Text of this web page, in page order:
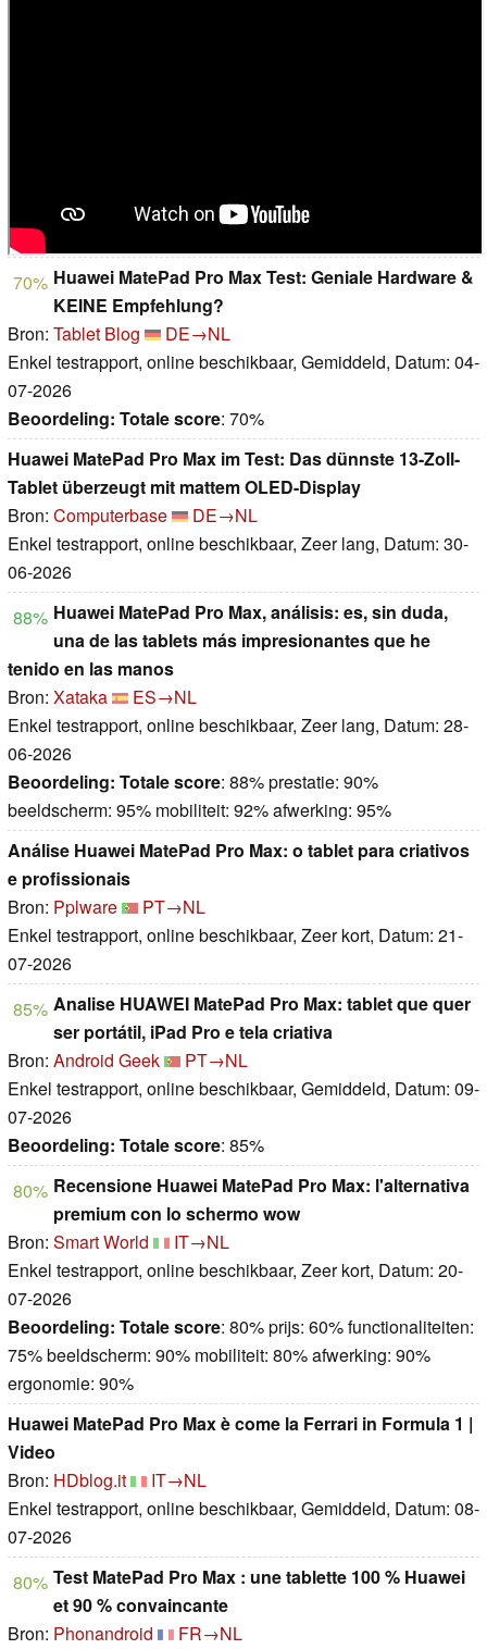
70% Huawei MatePad Pro Max Test: Geniale Hardware &
KEINE Empfehlung?
Bron: Tablet Blog
DE→NL
Enkel testrapport, online beschikbaar, Gemiddeld, Datum: 04-
07-2026
Beoordeling: Totale score: 70%
Huawei MatePad Pro Max im Test: Das dünnste 13-Zoll-
Tablet überzeugt mit mattem OLED-Display
Bron: Computerbase
DE→NL
Enkel testrapport, online beschikbaar, Zeer lang, Datum: 30-
06-2026
88% Huawei MatePad Pro Max, análisis: es, sin duda,
una de las tablets más impresionantes que he
tenido en las manos
Bron: Xataka
ES→NL
Enkel testrapport, online beschikbaar, Zeer lang, Datum: 28-
06-2026
Beoordeling: Totale score: 88% prestatie: 90%
beeldscherm: 95% mobiliteit: 92% afwerking: 95%
Análise Huawei MatePad Pro Max: o tablet para criativos
e profissionais
Bron: Pplware
PT→NL
Enkel testrapport, online beschikbaar, Zeer kort, Datum: 21-
07-2026
85% Analise HUAWEI MatePad Pro Max: tablet que quer
ser portátil, iPad Pro e tela criativa
Bron: Android Geek
PT→NL
Enkel testrapport, online beschikbaar, Gemiddeld, Datum: 09-
07-2026
Beoordeling: Totale score: 85%
80% Recensione Huawei MatePad Pro Max: l'alternativa
premium con lo schermo wow
Bron: Smart World
IT→NL
Enkel testrapport, online beschikbaar, Zeer kort, Datum: 20-
07-2026
Beoordeling: Totale score: 80% prijs: 60% functionaliteiten:
75% beeldscherm: 90% mobiliteit: 80% afwerking: 90%
ergonomie: 90%
Huawei MatePad Pro Max è come la Ferrari in Formula 1 |
Video
Bron: HDblog.it
IT→NL
Enkel testrapport, online beschikbaar, Gemiddeld, Datum: 08-
07-2026
80% Test MatePad Pro Max : une tablette 100 % Huawei
et 90 % convaincante
Bron: Phonandroid
FR→NL